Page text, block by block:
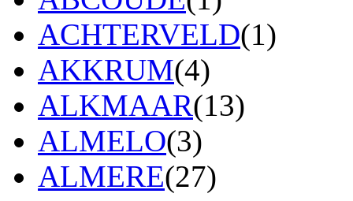
ACHTERVELD(1)
AKKRUM(4)
ALKMAAR(13)
ALMELO(3)
ALMERE(27)